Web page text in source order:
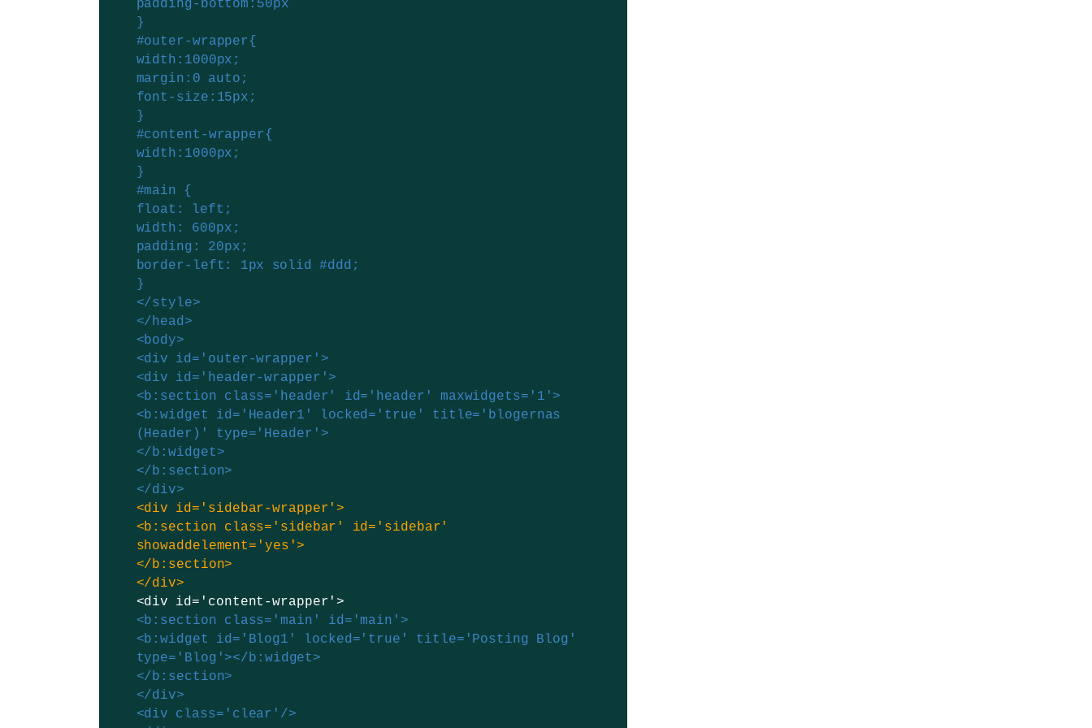
padding-bottom:50px
}
#outer-wrapper{
width:1000px;
margin:0 auto;
font-size:15px;
}
#content-wrapper{
width:1000px;
}
#main {
float: left;
width: 600px;
padding: 20px;
border-left: 1px solid #ddd;
}
</style>
</head>
<body>
<div id='outer-wrapper'>
<div id='header-wrapper'>
<b:section class='header' id='header' maxwidgets='1'>
<b:widget id='Header1' locked='true' title='blogernas
(Header)' type='Header'>
</b:widget>
</b:section>
</div>
<div id='sidebar-wrapper'>
<b:section class='sidebar' id='sidebar'
showaddelement='yes'>
</b:section>
</div>
<div id='content-wrapper'>
<b:section class='main' id='main'>
<b:widget id='Blog1' locked='true' title='Posting Blog'
type='Blog'></b:widget>
</b:section>
</div>
<div class='clear'/>